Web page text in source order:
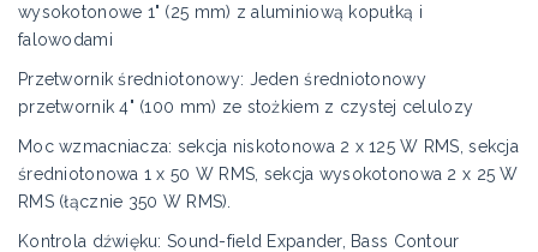
wysokotonowe 1" (25 mm) z aluminiową kopułką i
falowodami
Przetwornik średniotonowy: Jeden średniotonowy
przetwornik 4" (100 mm) ze stożkiem z czystej celulozy
Moc wzmacniacza: sekcja niskotonowa 2 x 125 W RMS, sekcja
średniotonowa 1 x 50 W RMS, sekcja wysokotonowa 2 x 25 W
RMS (łącznie 350 W RMS).
Kontrola dźwięku: Sound-field Expander, Bass Contour